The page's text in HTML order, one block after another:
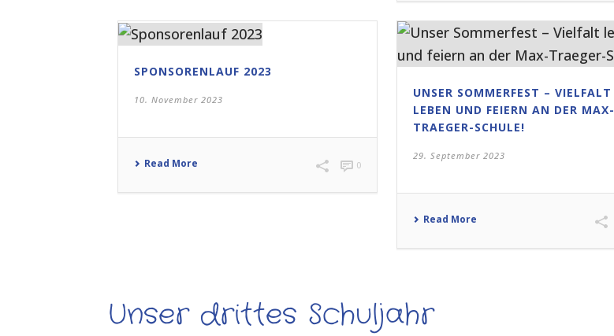
SPONSORENLAUF 2023
10. November 2023
Read More 0
UNSER SOMMERFEST – VIELFALT
LEBEN UND FEIERN AN DER MAX-
TRAEGER-SCHULE!
29. September 2023
Read More
Unser drittes Schuljahr